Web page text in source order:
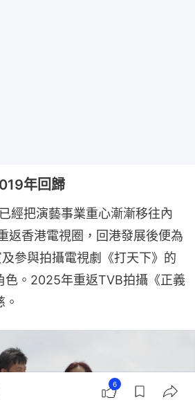
年回歸
經把演藝事業重心漸漸移往內
返香港電視圈，回港發展後便為
參與拍攝電視劇《打天下》的
色。2025年重返TVB拍攝《正義
6